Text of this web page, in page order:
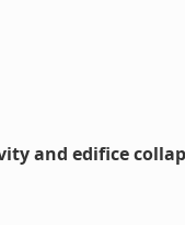
and edifice